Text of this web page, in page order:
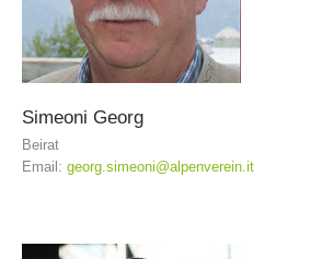
Simeoni Georg
Beirat
Email: georg.simeoni@alpenverein.it